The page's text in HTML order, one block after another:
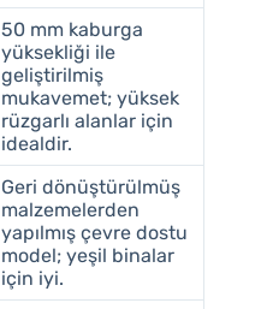
50 mm kaburga
yüksekliği ile
geliştirilmiş
mukavemet; yüksek
rüzgarlı alanlar için
idealdir.
Geri dönüştürülmüş
malzemelerden
yapılmış çevre dostu
model; yeşil binalar
için iyi.